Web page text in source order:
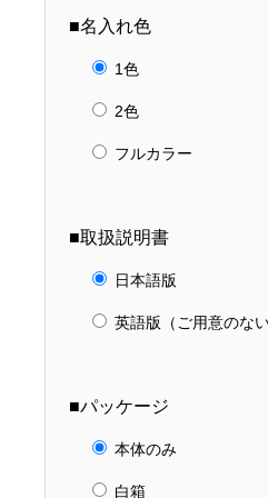
■名入れ色
1色
2色
フルカラー
■取扱説明書
日本語版
英語版（ご用意のな
■パッケージ
本体のみ
白箱